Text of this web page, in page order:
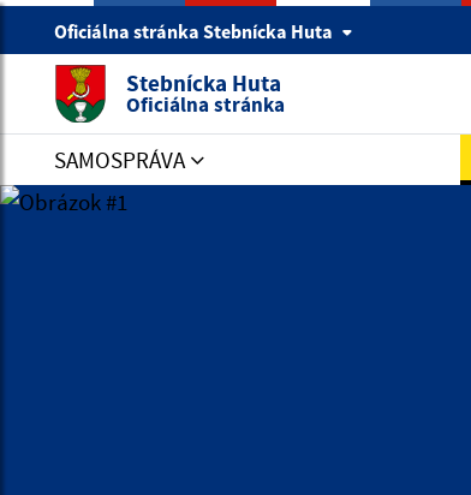
Oficiálna stránka Stebnícka Huta
Stebnícka Huta
Oficiálna stránka
SAMOSPRÁVA